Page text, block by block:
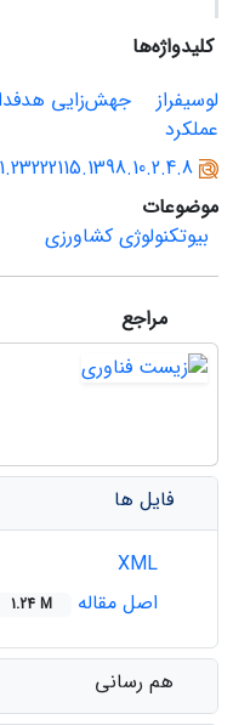
کلیدواژه‌ها
لوسیفراز
جهش‌زایی
عملکرد
موضوعات
بیوتکنولوژی کشاورزی
مراجع
فایل ها
اصل مقاله
1.24 M
هم رسانی